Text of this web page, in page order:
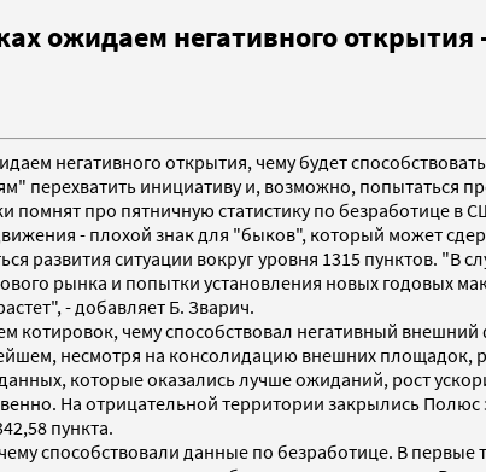
ожидаем негативного
негативного открытия, чему будет
инициативу и, возможно, попытаться
про пятничную статистику по безработице в
- плохой знак для "быков", который может
развития ситуации вокруг уровня 1315 пунктов. "В
рынка и попытки установления новых годовых
- добавляет Б. Зварич.
котировок, чему способствовал негативный
несмотря на консолидацию внешних площадок,
которые оказались лучше ожиданий, рост
На отрицательной территории закрылись
пункта.
способствовали данные по безработице. В